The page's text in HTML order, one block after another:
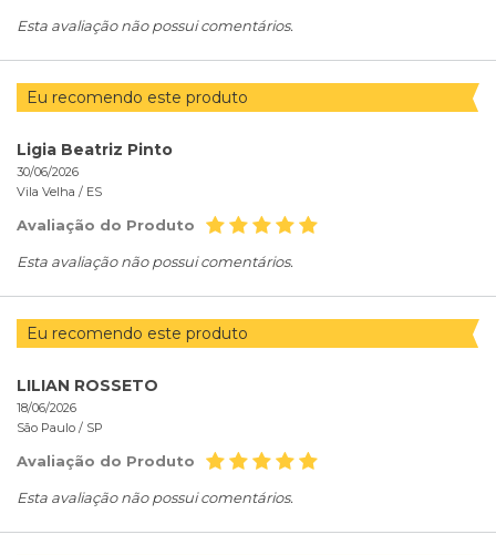
Esta avaliação não possui comentários.
Eu recomendo este produto
Ligia Beatriz Pinto
30/06/2026
Vila Velha / ES
Avaliação do Produto
Esta avaliação não possui comentários.
Eu recomendo este produto
LILIAN ROSSETO
18/06/2026
São Paulo / SP
Avaliação do Produto
Esta avaliação não possui comentários.